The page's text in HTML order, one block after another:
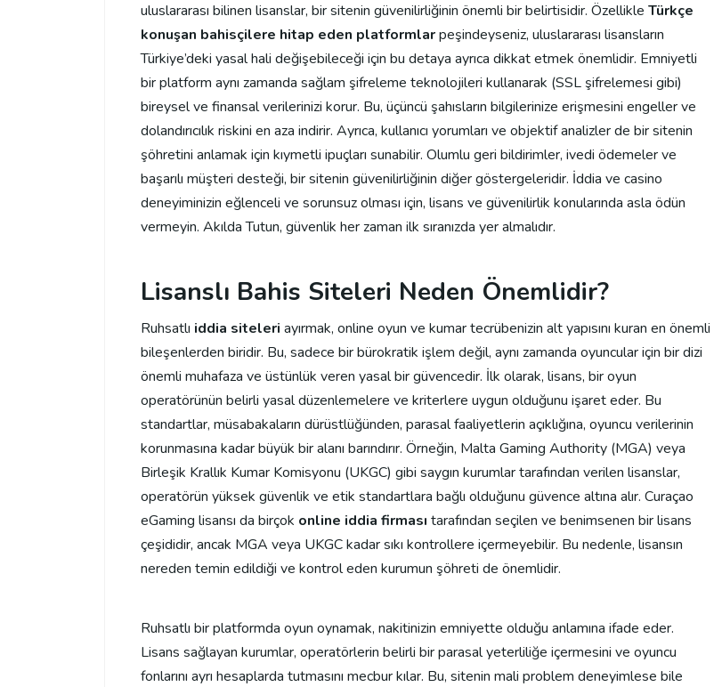
uluslararası bilinen lisanslar, bir sitenin güvenilirliğinin önemli bir belirtisidir. Özellikle Türkçe
konuşan bahisçilere hitap eden platformlarpeşindeyseniz, uluslararası lisansların
Türkiye’deki yasal hali değişebileceği için bu detaya ayrıca dikkat etmek önemlidir. Emniyetli
bir platform aynı zamanda sağlam şifreleme teknolojileri kullanarak (SSL şifrelemesi gibi)
bireysel ve finansal verilerinizi korur. Bu, üçüncü şahısların bilgilerinize erişmesini engeller ve
dolandırıcılık riskini en aza indirir. Ayrıca, kullanıcı yorumları ve objektif analizler de bir sitenin
şöhretini anlamak için kıymetli ipuçları sunabilir. Olumlu geri bildirimler, ivedi ödemeler ve
başarılı müşteri desteği, bir sitenin güvenilirliğinin diğer göstergeleridir. İddia ve casino
deneyiminizin eğlenceli ve sorunsuz olması için, lisans ve güvenilirlik konularında asla ödün
vermeyin. Akılda Tutun, güvenlik her zaman ilk sıranızda yer almalıdır.
Lisanslı Bahis Siteleri Neden Önemlidir?
Ruhsatlı iddia siteleri ayırmak, online oyun ve kumar tecrübenizin alt yapısını kuran en önemli
bileşenlerden biridir. Bu, sadece bir bürokratik işlem değil, aynı zamanda oyuncular için bir dizi
önemli muhafaza ve üstünlük veren yasal bir güvencedir. İlk olarak, lisans, bir oyun
operatörünün belirli yasal düzenlemelere ve kriterlere uygun olduğunu işaret eder. Bu
standartlar, müsabakaların dürüstlüğünden, parasal faaliyetlerin açıklığına, oyuncu verilerinin
korunmasına kadar büyük bir alanı barındırır. Örneğin, Malta Gaming Authority (MGA) veya
Birleşik Krallık Kumar Komisyonu (UKGC) gibi saygın kurumlar tarafından verilen lisanslar,
operatörün yüksek güvenlik ve etik standartlara bağlı olduğunu güvence altına alır. Curaçao
eGaming lisansı da birçok online iddia firması tarafından seçilen ve benimsenen bir lisans
çeşididir, ancak MGA veya UKGC kadar sıkı kontrollere içermeyebilir. Bu nedenle, lisansın
nereden temin edildiği ve kontrol eden kurumun şöhreti de önemlidir.
Ruhsatlı bir platformda oyun oynamak, nakitinizin emniyette olduğu anlamına ifade eder.
Lisans sağlayan kurumlar, operatörlerin belirli bir parasal yeterliliğe içermesini ve oyuncu
fonlarını ayrı hesaplarda tutmasını mecbur kılar. Bu, sitenin mali problem deneyimlese bile